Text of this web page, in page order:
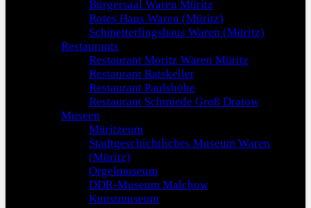
Bürgersaal Waren Müritz
Rotes Haus Waren (Müritz)
Schmetterlingshaus Waren (Müritz)
Restaurants
Restaurant Moritz Waren Müritz
Restaurant Ratskeller
Restaurant Paulshöhe
Restaurant Schmiede Groß Dratow
Museen
Müritzeum
Stadtgeschichtliches Museum Waren
(Müritz)
Orgelmuseum
DDR-Museum Malchow
Kunstmuseum